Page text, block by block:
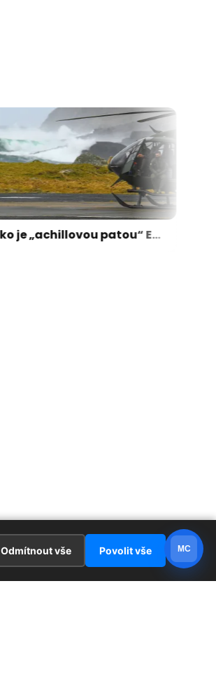
galerie: cviky
Irsko je „achillovou patou“ Evropy, vyzbrojit ho má Francie
Odmítnout vše Povolit vše MC